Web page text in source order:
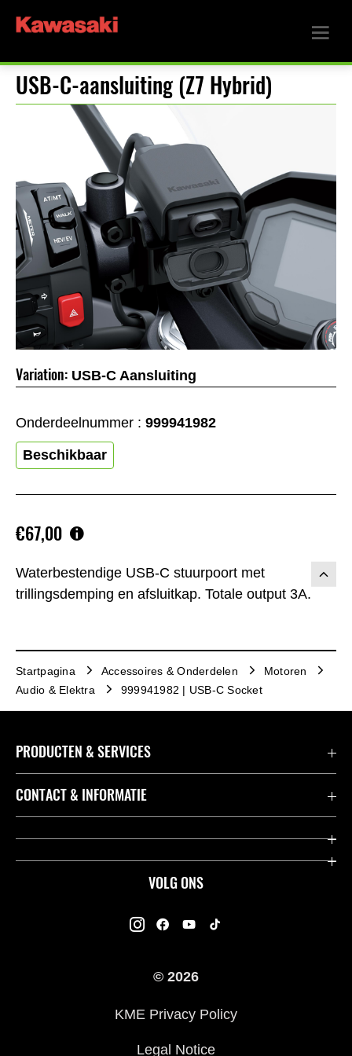
USB-C-aansluiting (Z7 Hybrid)
Waterbestendige USB-C stuurpoort met
trillingsdemping en afsluitkap. Totale output 3A.
€67,00
Variation: USB-C Aansluiting
Onderdeelnummer : 999941982
Beschikbaar
Startpagina Accessoires & Onderdelen
Motoren
Audio & Elektra
999941982 | USB-C Socket
VOLG ONS
PRODUCTEN & SERVICES
Accessoires & Onderdelen
Dealers
K-Care Fabrieksgarantie
Gebruikershandleidingen
Kawasaki Road Assistance
Veelgestelde Vragen
CONTACT & INFORMATIE
Contact
© 2026
KME Privacy Policy
Legal Notice